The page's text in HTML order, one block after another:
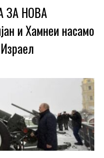
ЗА НОВА
и Хамнеи насамо